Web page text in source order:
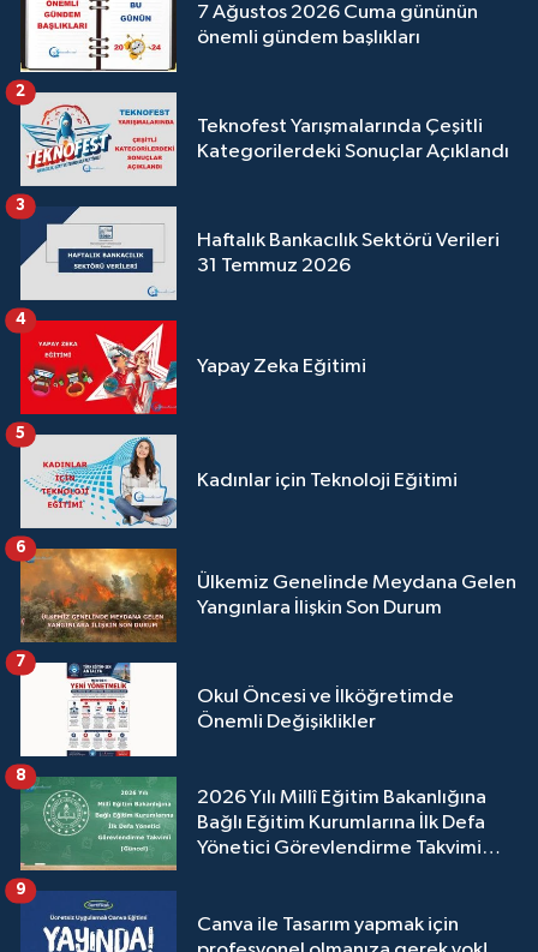
7 Ağustos 2026 Cuma gününün
önemli gündem başlıkları
Teknofest Yarışmalarında Çeşitli
Kategorilerdeki Sonuçlar Açıklandı
2
Haftalık Bankacılık Sektörü Verileri
31 Temmuz 2026
3
Yapay Zeka Eğitimi
4
Kadınlar için Teknoloji Eğitimi
5
Ülkemiz Genelinde Meydana Gelen
Yangınlara İlişkin Son Durum
6
Okul Öncesi ve İlköğretimde
Önemli Değişiklikler
7
2026 Yılı Millî Eğitim Bakanlığına
Bağlı Eğitim Kurumlarına İlk Defa
Yönetici Görevlendirme Takvimi
8
Canva ile Tasarım yapmak için
9